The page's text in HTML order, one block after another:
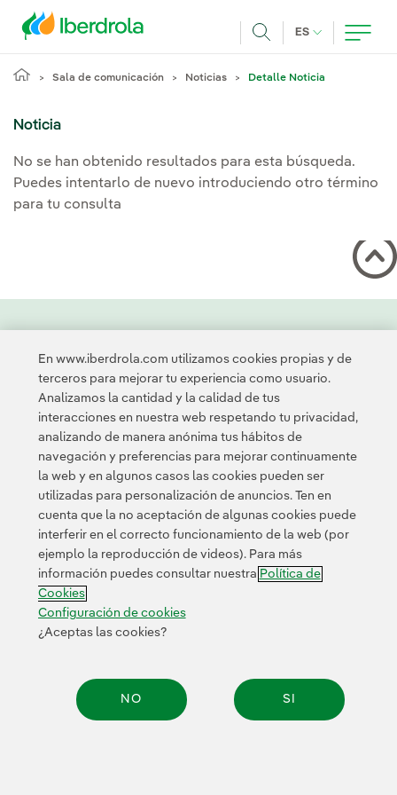
ES IDIOMA
Sala de comunicación Noticias Detalle Noticia
Noticia
No se han obtenido resultados para esta búsqueda.
Puedes intentarlo de nuevo introduciendo otro término
para tu consulta
Transparencia en el uso de la IA Política de cookies
Configuración de cookies Accesibilidad Canal de denuncias
© 2026 Iberdrola, S.A. Reservados todos los derechos.
En www.iberdrola.com utilizamos cookies propias y de
terceros para mejorar tu experiencia como usuario.
Analizamos la cantidad y la calidad de tus
interacciones en nuestra web respetando tu privacidad,
analizando de manera anónima tus hábitos de
navegación y preferencias para mejorar continuamente
la web y en algunos casos las cookies pueden ser
utilizadas para personalización de anuncios. Ten en
cuenta que la no aceptación de algunas cookies puede
interferir en el correcto funcionamiento de la web (por
ejemplo la reproducción de videos). Para más
información puedes consultar nuestra Política de
Cookies
Configuración de cookies
¿Aceptas las cookies?
NO SI